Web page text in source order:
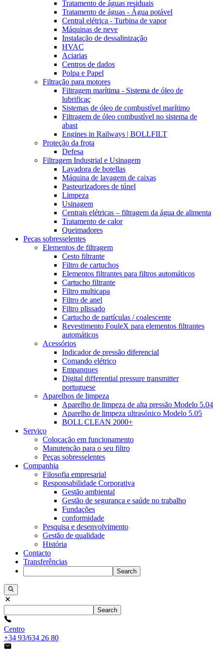
Tratamento de águas residuais
Tratamento de águas - Água potável
Central elétrica - Turbina de vapor
Máquinas de neve
Instalação de dessalinização
HVAC
Aciarias
Centros de dados
Polpa e Papel
Filtração para motores
Filtragem marítima - Sistema de óleo de
lubrificaç
Sistemas de óleo de combustível marítimo
Filtragem de óleo combustível no sistema de
abast
Engines in Railways | BOLLFILT
Proteção da frota
Defesa
Filtragem Industrial e Usinagem
Lavadora de botellas
Máquina de lavagem de caixas
Pasteurizadores de túnel
Limpeza
Usinagem
Centrais elétricas – filtragem da água de alimenta
Tratamento de calor
Queimadores
Peças sobresselentes
Elementos de filtragem
Cesto filtrante
Filtro de cartuchos
Elementos filtrantes para filtros automáticos
Cartucho filtrante
Filtro multicapa
Filtro de anel
Filtro plissado
Cartucho de partículas / coalescente
Revestimento FouleX para elementos filtrantes
automáticos
Acessórios
Indicador de pressão diferencial
Comando elétrico
Empanques
Digital differential pressure transmitter
portuguese
Aparelhos de limpeza
Aparelho de limpeza de alta pressão Modelo 5.04
Aparelho de limpeza ultrasónico Modelo 5.05
BOLL CLEAN 2000+
Serviço
Colocação em funcionamento
Manutenção para o seu filtro
Peças sobresselentes
Companhia
Filosofia empresarial
Responsabilidade Corporativa
Gestão ambiental
Gestão de segurança e saúde no trabalho
Fundações
conformidade
Pesquisa e desenvolvimento
Gestão de qualidade
História
Contacto
Transferências
Search
Search
Centro
+34 93/634 26 80